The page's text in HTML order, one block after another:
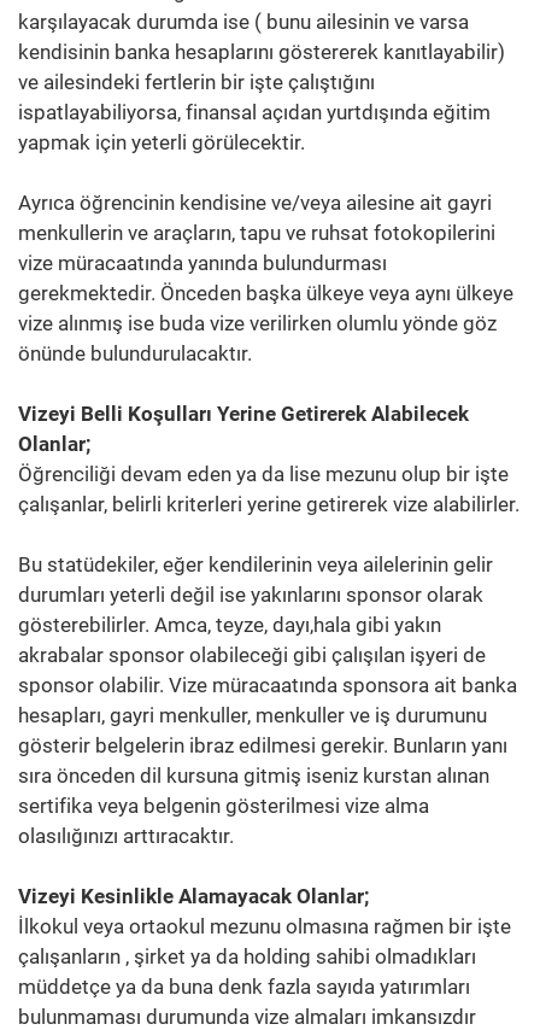
karşılayacak durumda ise ( bunu ailesinin ve varsa
kendisinin banka hesaplarını göstererek kanıtlayabilir)
ve ailesindeki fertlerin bir işte çalıştığını
ispatlayabiliyorsa, finansal açıdan yurtdışında eğitim
yapmak için yeterli görülecektir.
Ayrıca öğrencinin kendisine ve/veya ailesine ait gayri
menkullerin ve araçların, tapu ve ruhsat fotokopilerini
vize müracaatında yanında bulundurması
gerekmektedir. Önceden başka ülkeye veya aynı ülkeye
vize alınmış ise buda vize verilirken olumlu yönde göz
önünde bulundurulacaktır.
Vizeyi Belli Koşulları Yerine Getirerek Alabilecek
Olanlar;
Öğrenciliği devam eden ya da lise mezunu olup bir işte
çalışanlar, belirli kriterleri yerine getirerek vize alabilirler.
Bu statüdekiler, eğer kendilerinin veya ailelerinin gelir
durumları yeterli değil ise yakınlarını sponsor olarak
gösterebilirler. Amca, teyze, dayı,hala gibi yakın
akrabalar sponsor olabileceği gibi çalışılan işyeri de
sponsor olabilir. Vize müracaatında sponsora ait banka
hesapları, gayri menkuller, menkuller ve iş durumunu
gösterir belgelerin ibraz edilmesi gerekir. Bunların yanı
sıra önceden dil kursuna gitmiş iseniz kurstan alınan
sertifika veya belgenin gösterilmesi vize alma
olasılığınızı arttıracaktır.
Vizeyi Kesinlikle Alamayacak Olanlar;
İlkokul veya ortaokul mezunu olmasına rağmen bir işte
çalışanların , şirket ya da holding sahibi olmadıkları
müddetçe ya da buna denk fazla sayıda yatırımları
bulunmaması durumunda vize almaları imkansızdır